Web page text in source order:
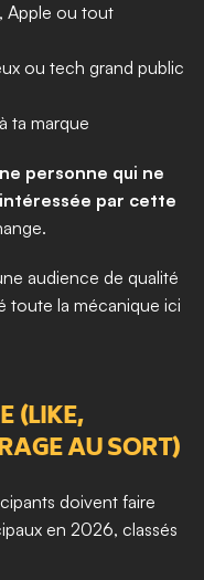
Apple ou tout
ou tech grand public
ta marque
personne qui ne
par cette
audience de qualité
toute la mécanique ici
(LIKE,
AU SORT)
doivent faire
en 2026, classés